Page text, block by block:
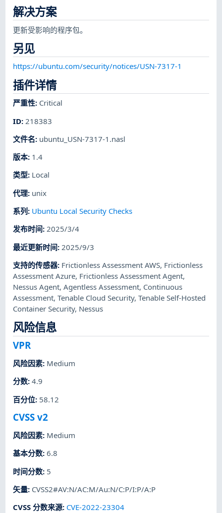
解决方案
更新受影响的程序包。
另见
https://ubuntu.com/security/notices/USN-7317-1
插件详情
严重性: Critical
ID: 218383
文件名: ubuntu_USN-7317-1.nasl
版本: 1.4
类型: Local
代理: unix
系列 : Ubuntu Local Security Checks
发布时间:2025/3/4
最近更新时间: 2025/9/3
支持的传感器: Frictionless Assessment AWS, Frictionless
Assessment Azure, Frictionless Assessment Agent,
Nessus Agent,Agentless Assessment, Continuous
Assessment,Tenable Cloud Security,Tenable Self-Hosted
Container Security, Nessus
风险信息
VPR
风险因素: Medium
分数:4.9
百分位: 58.12
CVSS v2
风险因素: Medium
基本分数:6.8
时间分数: 5
矢量: CVSS2#AV:N/AC:M/Au:N/C:P/I:P/A:P
CVSS 分数来源: CVE-2022-23304